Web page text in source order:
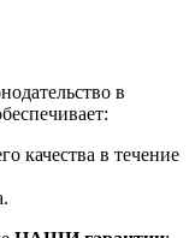
в
качества в течение